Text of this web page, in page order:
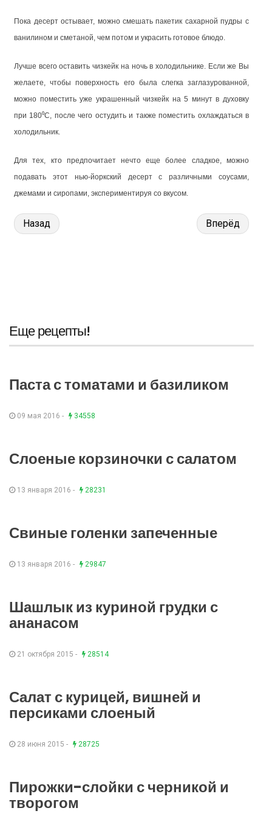
Пока десерт остывает, можно смешать пакетик сахарной пудры с
ванилином и сметаной, чем потом и украсить готовое блюдо.
Лучше всего оставить чизкейк на ночь в холодильнике. Если же Вы
желаете, чтобы поверхность его была слегка заглазурованной,
можно поместить уже украшенный чизкейк на 5 минут в духовку
при 180⁰С, после чего остудить и также поместить охлаждаться в
холодильник.
Для тех, кто предпочитает нечто еще более сладкое, можно
подавать этот нью-йоркский десерт с различными соусами,
джемами и сиропами, экспериментируя со вкусом.
Назад Вперёд
Еще рецепты!
Паста с томатами и базиликом
09 мая 2016 - 34558
Слоеные корзиночки с салатом
13 января 2016 - 28231
Свиные голенки запеченные
13 января 2016 - 29847
Шашлык из куриной грудки с
ананасом
21 октября 2015 - 28514
Салат с курицей, вишней и
персиками слоеный
28 июня 2015 - 28725
Пирожки-слойки с черникой и
творогом